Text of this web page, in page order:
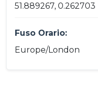
51.889267, 0.262703
Fuso Orario:
Europe/London